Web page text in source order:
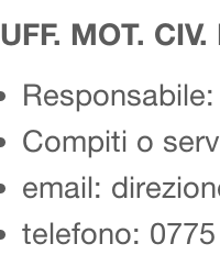
UFF. MOT.
Compiti o
email:
telefono: